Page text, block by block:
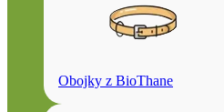
Obojky z BioThane